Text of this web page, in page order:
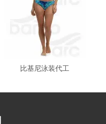
比基尼泳装代工